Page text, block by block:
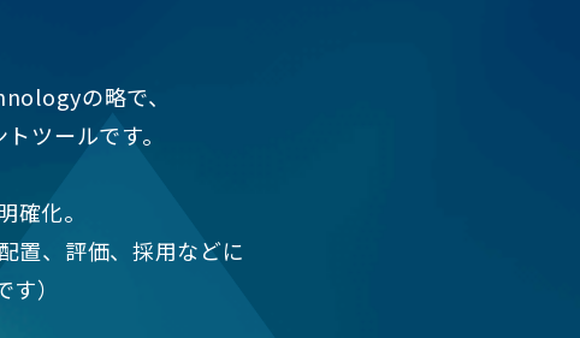
の略で、
ツールです。
化。
置、評価、採用などに
）